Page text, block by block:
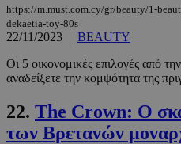
https://m.must.com.cy/gr/beauty/1-
dekaetia-toy-80s
22/11/2023 | BEAUTY
Οι 5 οικονομικές επιλογές από
αναδείξετε την κομψότητα της
22. The Crown: Ο
των Βρετανών
__cf_bm
Privacy Policy